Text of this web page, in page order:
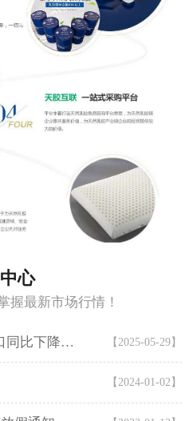
中心
握最新市场行情！
2025年1-4月越南橡胶出口同比下降5.9%！ 【2025-05-29】
【2024-01-02】